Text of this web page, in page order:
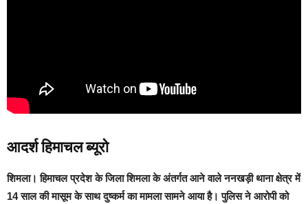
आदर्श हिमाचल ब्यूरो
शिमला। हिमाचल प्रदेश के जिला शिमला के अंतर्गत आने वाले ननखड़ी थाना क्षेत्र में
14 साल की मासूम के साथ दुष्कर्म का मामला सामने आया है।पुलिस ने आरोपी को